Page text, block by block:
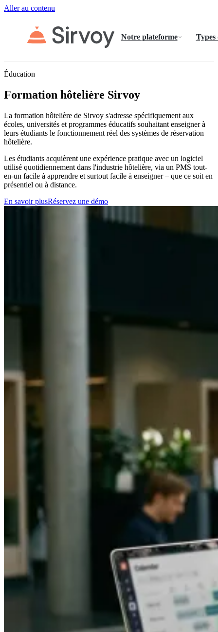
Aller au contenu
Notre plateforme Types
Éducation
Formation hôtelière Sirvoy
La formation hôtelière de Sirvoy s'adresse spécifiquement aux
écoles, universités et programmes éducatifs souhaitant enseigner à
leurs étudiants le fonctionnement réel des systèmes de réservation
hôtelière.
Les étudiants acquièrent une expérience pratique avec un logiciel
utilisé quotidiennement dans l'industrie hôtelière, via un PMS tout-
en-un facile à apprendre et surtout facile à enseigner – que ce soit en
présentiel ou à distance.
En savoir plusRéservez une démo